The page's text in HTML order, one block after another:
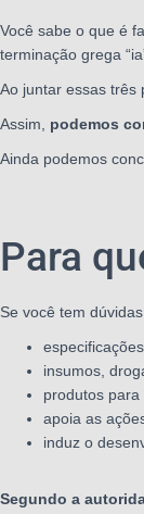
Você sabe o que é
terminação grega
Ao juntar essas três
Assim, podemos
Ainda podemos
Para
Se você tem
insumos,
produtos
apoia as
induz o
Segundo a